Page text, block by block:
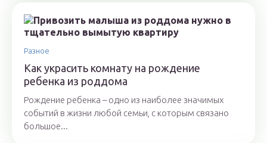
Разное
Как украсить комнату на рождение
ребенка из роддома
Рождение ребенка – одно из наиболее значимых
событий в жизни любой семьи, с которым связано
большое...